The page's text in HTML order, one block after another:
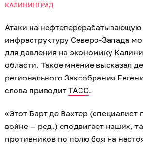
КАЛИНИНГРАД
Атаки на
инфраструктуру Северо-Запада
для давления на экономику
области. Такое мнение высказал
регионального Заксобрания
слова приводит ТАСС.
«Этот Барт де Вахтер (специалист
войне — ред.) сподвигает наших,
противников по полю боя на